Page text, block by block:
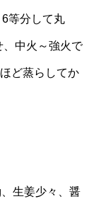
等分して丸
中火～強火で
ど蒸らしてか
生姜少々、醤